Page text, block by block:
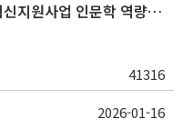
(~1/30) 2026학년도 1학기 대학혁신지원사업 인문학 역량강화 학업지원금 지원 선발 안내(학·석·박사)
41316
2026-01-16